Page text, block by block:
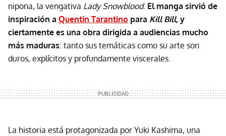
nipona, la vengativa Lady Snowblood. El manga sirvió de
inspiración a Quentin Tarantino para Kill Bill, y
ciertamente es una obra dirigida a audiencias mucho
más maduras: tanto sus temáticas como su arte son
duros, explícitos y profundamente viscerales.
La historia está protagonizada por Yuki Kashima, una